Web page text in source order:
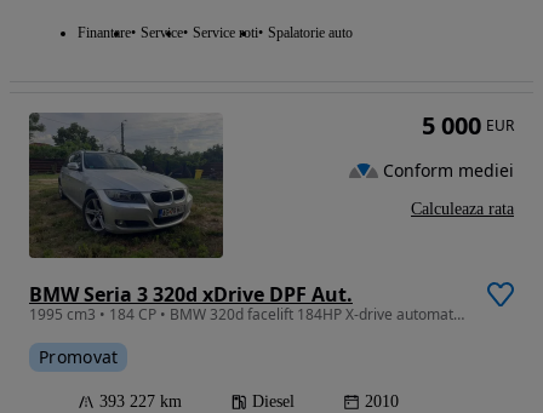
Finantare Service Service roti Spalatorie auto
BMW Seria 3 320d xDrive DPF Aut.
1995 cm3 • 184 CP • BMW 320d facelift 184HP X-drive automata/panoramic
Promovat
393 227 km Diesel 2010
5 000 EUR
Conform mediei
Calculeaza rata